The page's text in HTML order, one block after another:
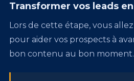
Transformer vos leads
Lors de cette étape, vous
pour aider vos prospects à
bon contenu au bon